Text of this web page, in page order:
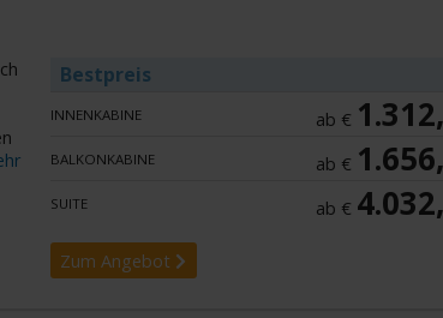
Bestpreis
INNENKABINE ab €
BALKONKABINE ab €
SUITE ab €
Zum Angebot